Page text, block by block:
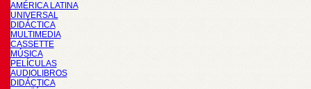
AMÉRICA LATINA
UNIVERSAL
DIDÁCTICA
MULTIMEDIA
CASSETTE
MÚSICA
PELÍCULAS
AUDIOLIBROS
DIDÁCTICA